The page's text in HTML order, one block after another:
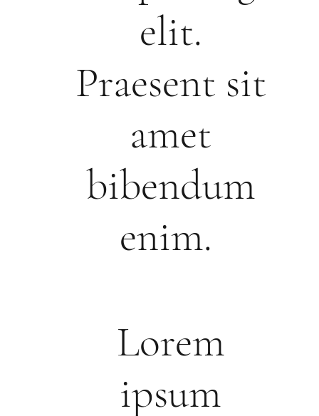
Lorem
ipsum
elit.
Praesent sit
amet
bibendum
enim.